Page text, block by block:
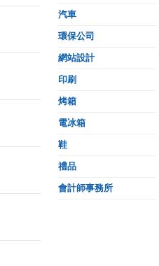
汽車
環保公司
網站設計
印刷
烤箱
電冰箱
鞋
禮品
會計師事務所